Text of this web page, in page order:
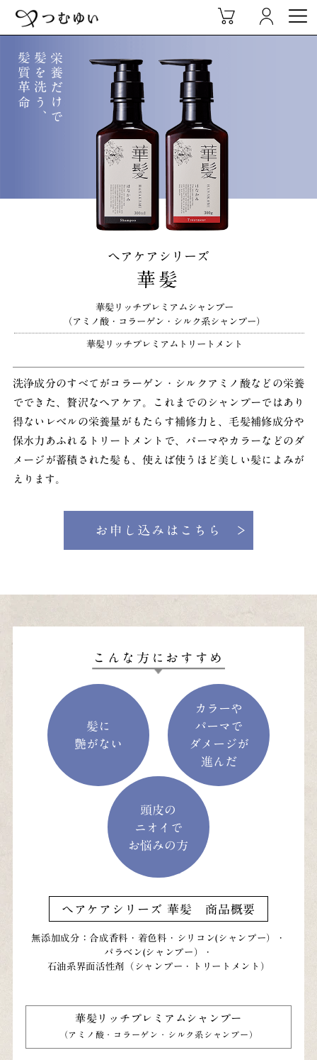
栄養だけで
髪を洗う、
髪質革命
ヘアケアシリーズ
華髪
華髪リッチプレミアムシャンプー
（アミノ酸・コラーゲン・シルク系シャンプー）
華髪リッチプレミアムトリートメント
洗浄成分のすべてがコラーゲン・シルクアミノ酸などの栄養
でできた、贅沢なヘアケア。これまでのシャンプーではあり
得ないレベルの栄養量がもたらす補修力と、毛髪補修成分や
保水力あふれるトリートメントで、パーマやカラーなどのダ
メージが蓄積された髪も、使えば使うほど美しい髪によみが
えります。
こんな方におすすめ
髪に
艶がない
カラーや
パーマで
ダメージが
進んだ
頭皮の
ニオイで
お悩みの方
ヘアケアシリーズ 華髪 商品概要
無添加成分：合成香料・着色料・シリコン(シャンプー）・
パラベン(シャンプー）・
石油系界面活性剤（シャンプー・トリートメント）
華髪リッチプレミアムシャンプー
（アミノ酸・コラーゲン・シルク系シャンプー）